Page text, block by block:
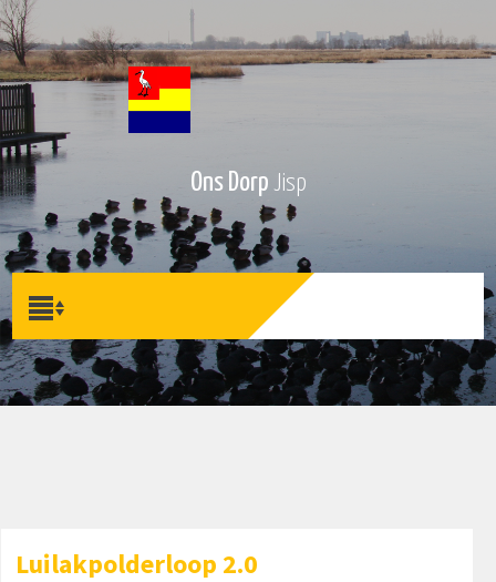
Ons Dorp Jisp
Luilakpolderloop 2.0